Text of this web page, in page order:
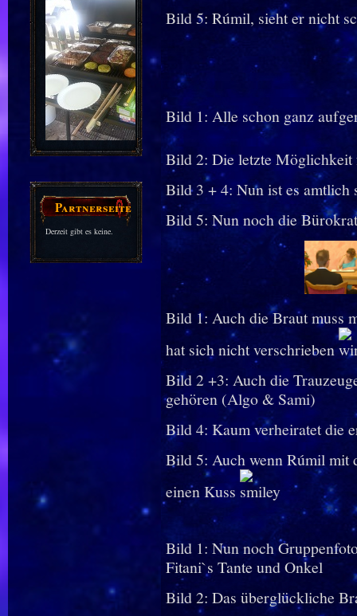
Partnerseiten
Derzeit gibt es keine.
Bild 5: Rúmil, sieht er nicht
Bild 1: Alle schon ganz
Bild 2: Die letzte
Bild 3 + 4: Nun ist es amtlich
Bild 5: Nun noch die
Bild 1: Auch die Braut muss
hat sich nicht verschrieben
Bild 2 +3: Auch die
gehören (Algo & Sami)
Bild 4: Kaum verheiratet die
Bild 5: Auch wenn Rúmil mit
einen Kuss
Bild 1: Nun noch
Fitani`s Tante und Onkel
Bild 2: Das überglückliche